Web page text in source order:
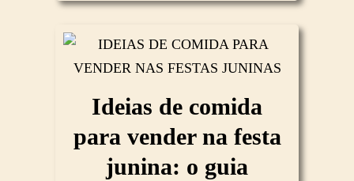
Ideias de comida
para vender na festa
junina: o guia